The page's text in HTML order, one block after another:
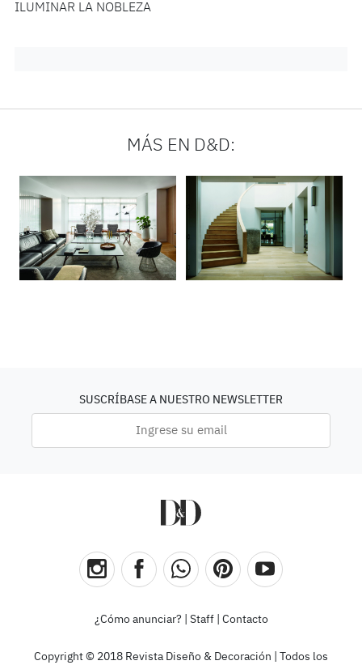
ILUMINAR LA NOBLEZA
MÁS EN D&D:
SUSCRÍBASE A NUESTRO NEWSLETTER
¿Cómo anunciar? Staff| Contacto
Copyright © 2018 Revista Diseño & Decoración | Todos los